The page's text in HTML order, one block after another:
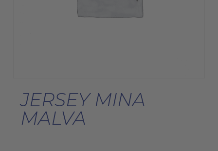
JERSEY MINA
MALVA